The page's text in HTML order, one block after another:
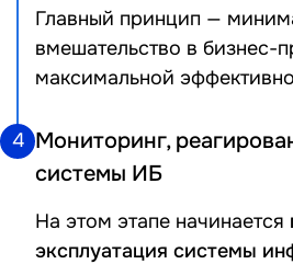
Главный принцип —
вмешательство в бизнес-
максимальной
4 Мониторинг,
системы ИБ
На этом этапе начинается
эксплуатация системы